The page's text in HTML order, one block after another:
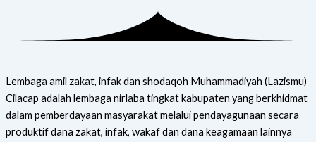
Lembaga amil zakat, infak dan shodaqoh Muhammadiyah (Lazismu)
Cilacap adalah lembaga nirlaba tingkat kabupaten yang berkhidmat
dalam pemberdayaan masyarakat melalui pendayagunaan secara
produktif dana zakat, infak, wakaf dan dana keagamaan lainnya